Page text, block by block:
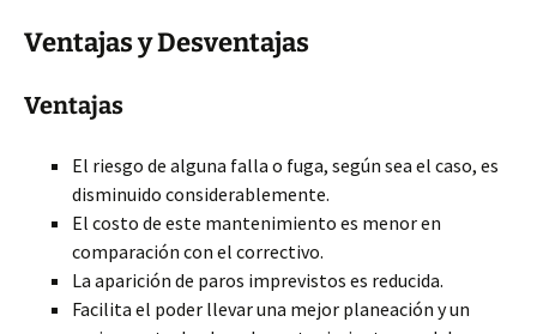
Ventajas y Desventajas
Ventajas
El riesgo de alguna falla o fuga, según sea el caso, es
disminuido considerablemente.
El costo de este mantenimiento es menor en
comparación con el correctivo.
La aparición de paros imprevistos es reducida.
Facilita el poder llevar una mejor planeación y un